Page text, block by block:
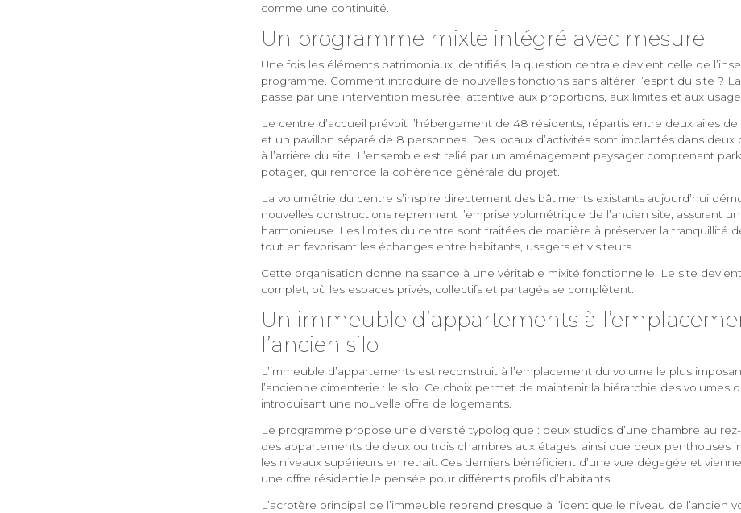
comme une continuité.
Un programme mixte intégré avec mesure
Une fois les éléments patrimoniaux identifiés, la question centrale devient celle de
programme. Comment introduire de nouvelles fonctions sans altérer l’esprit du site ?
passe par une intervention mesurée, attentive aux proportions, aux limites et aux
Le centre d’accueil prévoit l’hébergement de 48 résidents, répartis entre deux ailes
et un pavillon séparé de 8 personnes. Des locaux d’activités sont implantés dans deux
à l’arrière du site. L’ensemble est relié par un aménagement paysager comprenant
potager, qui renforce la cohérence générale du projet.
La volumétrie du centre s’inspire directement des bâtiments existants aujourd’hui
nouvelles constructions reprennent l’emprise volumétrique de l’ancien site, assurant
harmonieuse. Les limites du centre sont traitées de manière à préserver la tranquillité
tout en favorisant les échanges entre habitants, usagers et visiteurs.
Cette organisation donne naissance à une véritable mixité fonctionnelle. Le site
complet, où les espaces privés, collectifs et partagés se complètent.
Un immeuble d’appartements à
l’ancien silo
L’immeuble d’appartements est reconstruit à l’emplacement du volume le plus
l’ancienne cimenterie : le silo. Ce choix permet de maintenir la hiérarchie des volumes
introduisant une nouvelle offre de logements.
Le programme propose une diversité typologique : deux studios d’une chambre au
des appartements de deux ou trois chambres aux étages, ainsi que deux penthouses
les niveaux supérieurs en retrait. Ces derniers bénéficient d’une vue dégagée et
une offre résidentielle pensée pour différents profils d’habitants.
L’acrotère principal de l’immeuble reprend presque à l’identique le niveau de l’ancien